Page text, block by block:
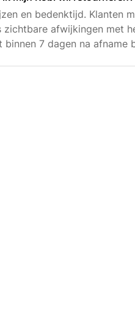
en bedenktijd. Klanten
zichtbare afwijkingen met
binnen 7 dagen na afname